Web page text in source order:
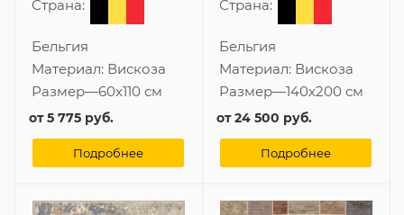
Страна:
Бельгия
Материал: Вискоза
Размер—60x110 см
от5 775 руб.
Подробнее
Страна:
Бельгия
Материал: Вискоза
Размер—140x200 см
от24 500 руб.
Подробнее